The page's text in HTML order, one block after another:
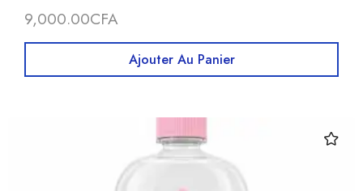
9,000.00CFA
Ajouter Au Panier